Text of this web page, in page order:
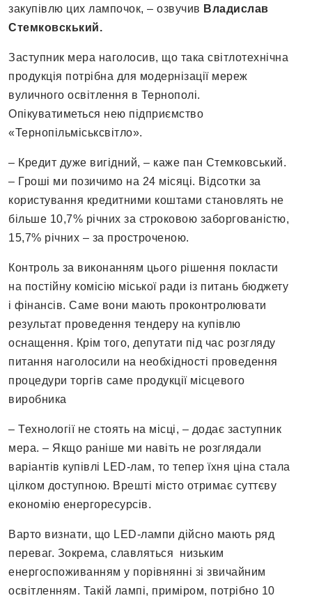
закупівлю цих лампочок, – озвучив Владислав
Стемковскький.
Заступник мера наголосив, що така світлотехнічна
продукція потрібна для модернізації мереж
вуличного освітлення в Тернополі.
Опікуватиметься нею підприємство
«Тернопільміськсвітло».
– Кредит дуже вигідний, – каже пан Стемковський.
– Гроші ми позичимо на 24 місяці. Відсотки за
користування кредитними коштами становлять не
більше 10,7% річних за строковою заборгованістю,
15,7% річних – за простроченою.
Контроль за виконанням цього рішення покласти
на постійну комісію міської ради із питань бюджету
і фінансів. Саме вони мають проконтролювати
результат проведення тендеру на купівлю
оснащення. Крім того, депутати під час розгляду
питання наголосили на необхідності проведення
процедури торгів саме продукції місцевого
виробника
– Технології не стоять на місці, – додає заступник
мера. – Якщо раніше ми навіть не розглядали
варіантів купівлі LED-лам, то тепер їхня ціна стала
цілком доступною. Врешті місто отримає суттєву
економію енергоресурсів.
Варто визнати, що LED-лампи дійсно мають ряд
переваг. Зокрема, славляться
низьким
енергоспоживанням у порівнянні зі звичайним
освітленням. Такій лампі, приміром, потрібно 10